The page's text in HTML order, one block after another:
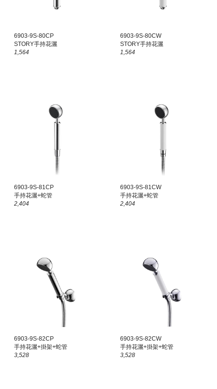
6903-9S-80CP
STORY手持花灑
1,564
6903-9S-80CW
STORY手持花灑
1,564
6903-9S-81CP
手持花灑+蛇管
2,404
6903-9S-81CW
手持花灑+蛇管
2,404
6903-9S-82CP
手持花灑+掛架+蛇管
3,528
6903-9S-82CW
手持花灑+掛架+蛇管
3,528